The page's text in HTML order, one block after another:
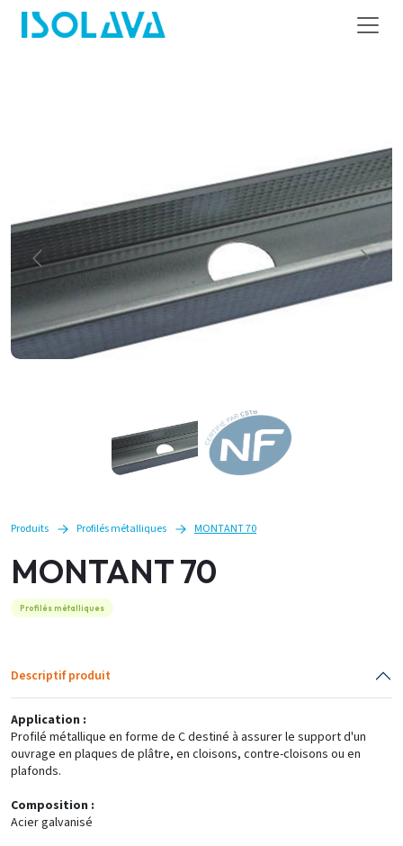
Produits Profilés métalliques MONTANT 70
MONTANT 70
Profilés métalliques
Descriptif produit
Application :
Profilé métallique en forme de C destiné à assurer le support d'un
ouvrage en plaques de plâtre, en cloisons, contre-cloisons ou en
plafonds.
Composition :
Acier galvanisé